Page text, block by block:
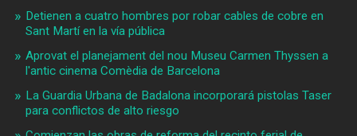
Detienen a cuatro hombres por robar cables de cobre en
Sant Martí en la vía pública
Aprovat el planejament del nou Museu Carmen Thyssen a
l'antic cinema Comèdia de Barcelona
La Guardia Urbana de Badalona incorporará pistolas Taser
para conflictos de alto riesgo